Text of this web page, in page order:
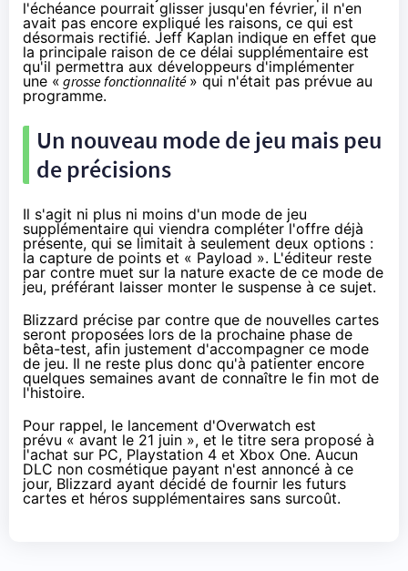
l'échéance pourrait glisser jusqu'en février, il n'en
avait pas encore expliqué les raisons, ce qui est
désormais rectifié. Jeff Kaplan indique en effet que
la principale raison de ce délai supplémentaire est
qu'il permettra aux développeurs d'implémenter
une « grossefonctionnalité » qui n'était pas prévue au
programme.
Un nouveau mode de jeu mais peu
de précisions
Il s'agit ni plus ni moins d'un mode de jeu
supplémentaire qui viendra compléter l'offre déjà
présente, qui se limitait à seulement deux options :
la capture de points et « Payload ». L'éditeur reste
par contre muet sur la nature exacte de ce mode de
jeu, préférant laisser monter le suspense à ce sujet.
Blizzard précise par contre que de nouvelles cartes
seront proposées lors de la prochaine phase de
bêta-test, afin justement d'accompagner ce mode
de jeu. Il ne reste plus donc qu'à patienter encore
quelques semaines avant de connaître le fin mot de
l'histoire.
Pour rappel, le lancement d'Overwatch est
prévu « avant le 21 juin », et le titre sera proposé à
l'achat sur PC, Playstation 4 et Xbox One. Aucun
DLC non cosmétique payant n'est annoncé à ce
jour, Blizzard ayant décidé de fournir les futurs
cartes et héros supplémentaires sans surcoût.